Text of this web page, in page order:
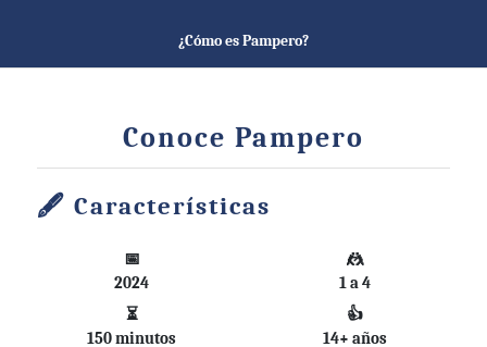
¿Cómo es Pampero?
Conoce Pampero
Características
📅
2024
🤼
1 a 4
⏳
150 minutos
👍
14+ años